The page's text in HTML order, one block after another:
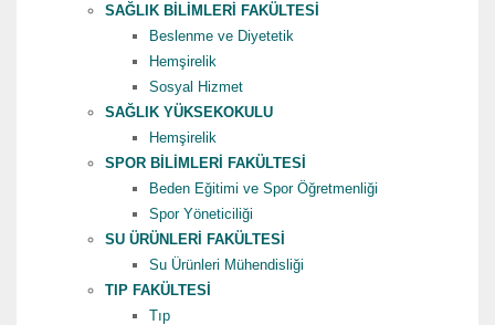
SAĞLIK BİLİMLERİ FAKÜLTESİ
Beslenme ve Diyetetik
Hemşirelik
Sosyal Hizmet
SAĞLIK YÜKSEKOKULU
Hemşirelik
SPOR BİLİMLERİ FAKÜLTESİ
Beden Eğitimi ve Spor Öğretmenliği
Spor Yöneticiliği
SU ÜRÜNLERİ FAKÜLTESİ
Su Ürünleri Mühendisliği
TIP FAKÜLTESİ
Tıp